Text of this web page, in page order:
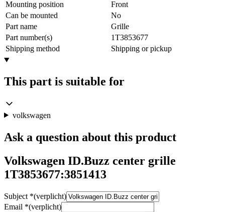
Mounting position
Front
Can be mounted
No
Part name
Grille
Part number(s)
1T3853677
Shipping method
Shipping or pickup
This part is suitable for
volkswagen
Ask a question about this product
Volkswagen ID.Buzz center grille
1T3853677:3851413
Subject *(verplicht)
Email *(verplicht)